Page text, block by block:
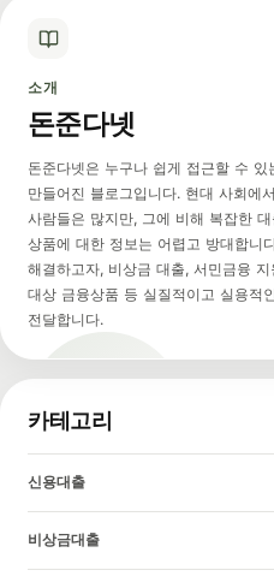
소개
돈준다넷
돈준다넷은 누구나 쉽게 접근할 수
만들어진 블로그입니다. 현대 사회에
사람들은 많지만, 그에 비해 복잡한
상품에 대한 정보는 어렵고 방대합니
해결하고자, 비상금 대출, 서민금융
대상 금융상품 등 실질적이고 실용적
전달합니다.
카테고리
신용대출
비상금대출